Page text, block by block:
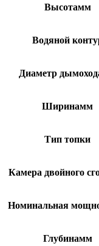
Высотамм
Водяной
Диаметр
Ширинамм
Тип топки
Камера двойного
Номинальная
Глубинамм